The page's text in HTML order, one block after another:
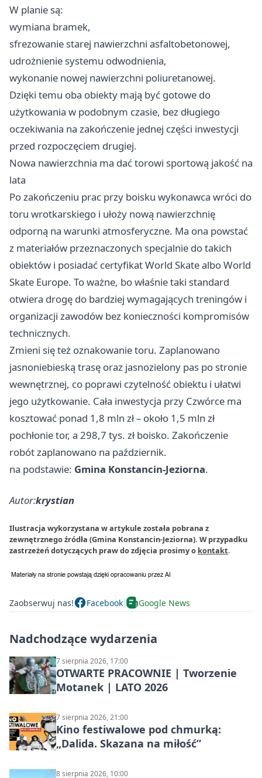
W planie są:
wymiana bramek,
sfrezowanie starej nawierzchni asfaltobetonowej,
udrożnienie systemu odwodnienia,
wykonanie nowej nawierzchni poliuretanowej.
Dzięki temu oba obiekty mają być gotowe do
użytkowania w podobnym czasie, bez długiego
oczekiwania na zakończenie jednej części inwestycji
przed rozpoczęciem drugiej.
Nowa nawierzchnia ma dać torowi sportową jakość na
lata
Po zakończeniu prac przy boisku wykonawca wróci do
toru wrotkarskiego i ułoży nową nawierzchnię
odporną na warunki atmosferyczne. Ma ona powstać
z materiałów przeznaczonych specjalnie do takich
obiektów i posiadać certyfikat World Skate albo World
Skate Europe. To ważne, bo właśnie taki standard
otwiera drogę do bardziej wymagających treningów i
organizacji zawodów bez konieczności kompromisów
technicznych.
Zmieni się też oznakowanie toru. Zaplanowano
jasnoniebieską trasę oraz jasnozielony pas po stronie
wewnętrznej, co poprawi czytelność obiektu i ułatwi
jego użytkowanie. Cała inwestycja przy Czwórce ma
kosztować ponad 1,8 mln zł – około 1,5 mln zł
pochłonie tor, a 298,7 tys. zł boisko. Zakończenie
robót zaplanowano na październik.
na podstawie: Gmina Konstancin-Jeziorna.
Autor:krystian
Ilustracja wykorzystana w artykule została pobrana z
zewnętrznego źródła (Gmina Konstancin-Jeziorna). W przypadku
zastrzeżeń dotyczących praw do zdjęcia prosimy o kontakt.
Zaobserwuj nas! Facebook Google News
Nadchodzące wydarzenia
7 sierpnia 2026, 17:00
OTWARTE PRACOWNIE | Tworzenie
Motanek | LATO 2026
7 sierpnia 2026, 21:00
Kino festiwalowe pod chmurką:
„Dalida. Skazana na miłość”
8 sierpnia 2026, 10:00